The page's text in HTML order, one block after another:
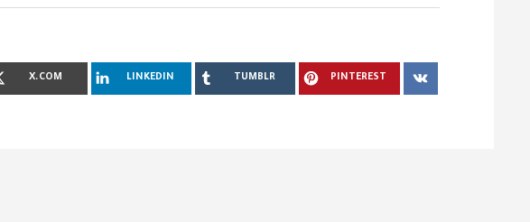
X.COM LINKEDIN TUMBLR PINTEREST